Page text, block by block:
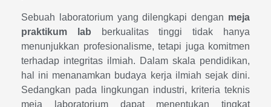
Sebuah laboratorium yang dilengkapi dengan meja
praktikum lab berkualitas tinggi tidak hanya
menunjukkan profesionalisme, tetapi juga komitmen
terhadap integritas ilmiah. Dalam skala pendidikan,
hal ini menanamkan budaya kerja ilmiah sejak dini.
Sedangkan pada lingkungan industri, kriteria teknis
meja laboratorium dapat menentukan tingkat